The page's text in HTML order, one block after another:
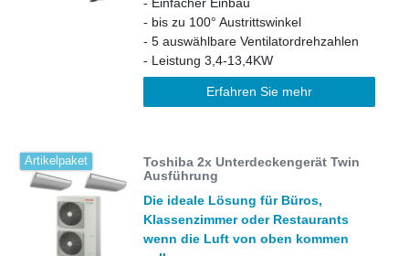
- bis zu 100° Austrittswinkel
- 5 auswählbare Ventilatordrehzahlen
- Leistung 3,4-13,4KW
Erfahren Sie mehr
Artikelpaket
Toshiba 2x Unterdeckengerät Twin
Ausführung
Die ideale Lösung für Büros,
Klassenzimmer oder Restaurants
wenn die Luft von oben kommen